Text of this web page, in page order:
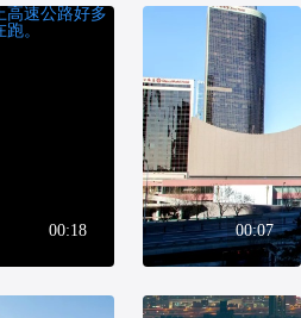
00:18 00:07